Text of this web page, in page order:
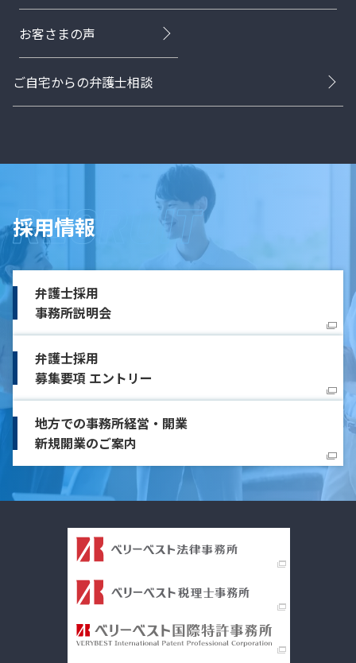
お客さまの声
ご自宅からの弁護士相談
採用情報
弁護士採用
事務所説明会
弁護士採用
募集要項 エントリー
地方での事務所経営・開業
新規開業のご案内